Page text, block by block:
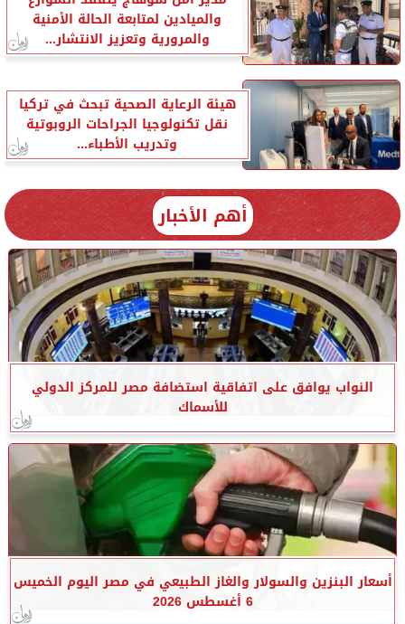
والميادين لمتابعة الحالة الأمنية
والمرورية وتعزيز الانتشار...
هيئة الرعاية الصحية تبحث في تركيا
نقل تكنولوجيا الجراحات الروبوتية
وتدريب الأطباء...
أهم الأخبار
النواب يوافق على اتفاقية استضافة مصر للمركز الدولي
للأسماك
أسعار البنزين والسولار والغاز الطبيعي في مصر اليوم الخميس
6 أغسطس 2026